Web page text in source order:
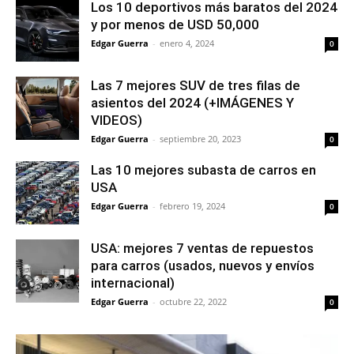
Los 10 deportivos más baratos del 2024
y por menos de USD 50,000
Edgar Guerra - enero 4, 2024 0
Las 7 mejores SUV de tres filas de
asientos del 2024 (+IMÁGENES Y
VIDEOS)
Edgar Guerra - septiembre 20, 2023 0
Las 10 mejores subasta de carros en
USA
Edgar Guerra - febrero 19, 2024 0
USA: mejores 7 ventas de repuestos
para carros (usados, nuevos y envíos
internacional)
Edgar Guerra - octubre 22, 2022 0